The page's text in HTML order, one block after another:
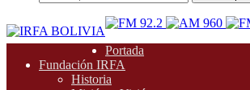
Portada
Fundación IRFA
Historia